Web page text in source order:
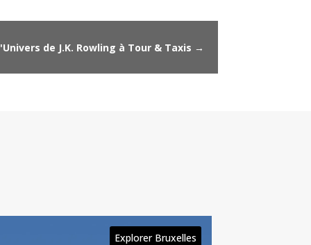
de J.K. Rowling à Tour & Taxis →
Explorer Bruxelles